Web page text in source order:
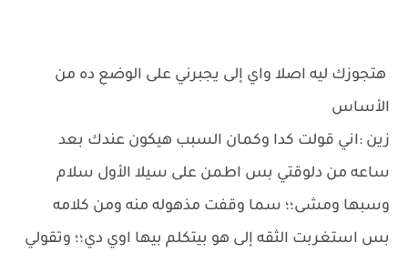
هتجوزك ليه اصلا واي إلى يجبرني على الوضع ده من
الأساس
زين :اني قولت كدا وكمان السبب هيكون عندك بعد
ساعه من دلوقتي بس اطمن على سيلا الأول سلام
وسبها ومشى؛؛ سما وقفت مذهوله منه ومن كلامه
بس استغربت الثقه إلى هو بيتكلم بيها اوي دي؛؛ وتقولي